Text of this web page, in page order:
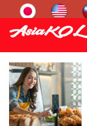
首頁 Blog 觀點